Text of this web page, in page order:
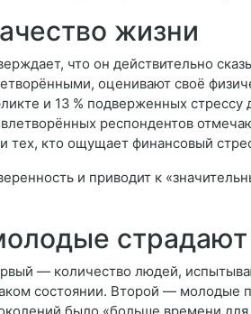
жизни
что он действительно
оценивают своё
и 13 % подверженных
респондентов
тех, кто ощущает финансовый
и приводит к
— количество людей,
состоянии. Второй — молодые